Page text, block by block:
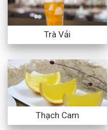
Trà Vải
Thạch Cam